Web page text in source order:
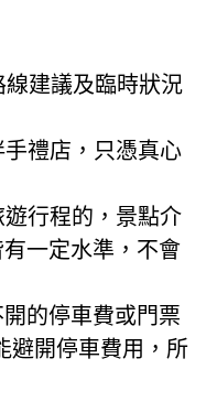
建議及臨時狀況
禮店，只憑真心
行程的，景點介
一定水準，不會
的停車費或門票
避開停車費用，所